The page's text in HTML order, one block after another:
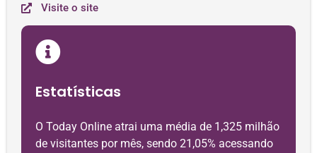
Visite o site
Estatísticas
O Today Online atrai uma média de 1,325 milhão
de visitantes por mês, sendo 21,05% acessando